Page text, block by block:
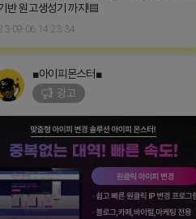
반 원고생성기 까지!▤
09-06 14:23:34
■아이피몬스터■
광고